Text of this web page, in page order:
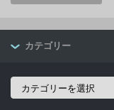
カテゴリー
カ